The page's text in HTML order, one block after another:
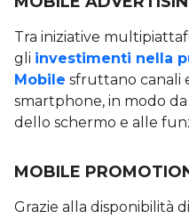
Tra iniziative
gli investimenti nella
Mobile sfruttano canali
smartphone, in modo
dello schermo e alle
MOBILE
Grazie alla disponibilità